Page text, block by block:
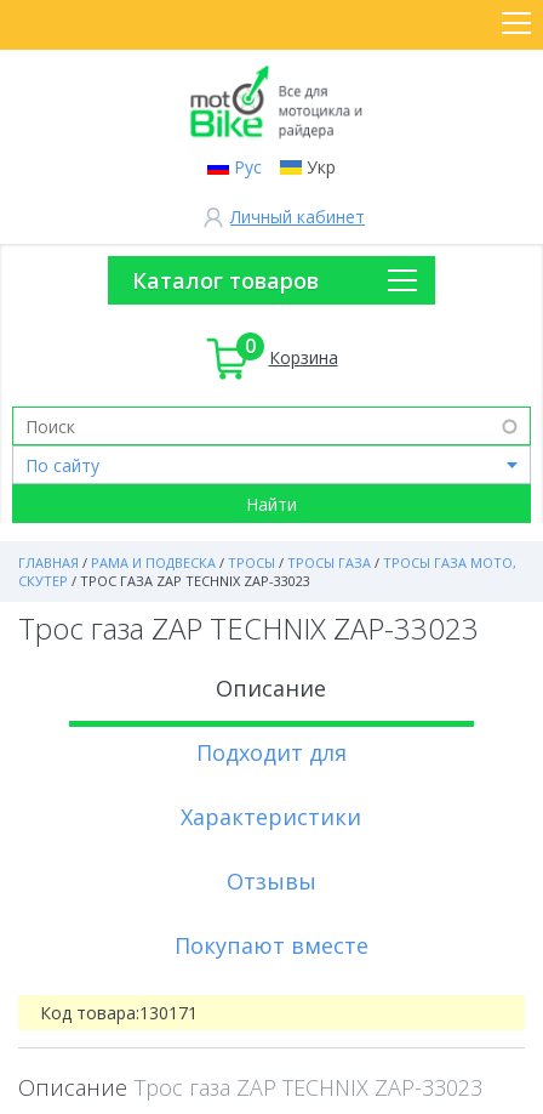
Рус Укр
Личный кабинет
Каталог товаров
0 Корзина
ГЛАВНАЯ / РАМА И ПОДВЕСКА / ТРОСЫ / ТРОСЫ ГАЗА / ТРОСЫ ГАЗА МОТО,
СКУТЕР / ТРОС ГАЗА ZAP TECHNIX ZAP-33023
Трос газа ZAP TECHNIX ZAP-33023
Описание
Подходит для
Характеристики
Отзывы
Покупают вместе
Код товара:130171
Описание Трос газа ZAP TECHNIX ZAP-33023